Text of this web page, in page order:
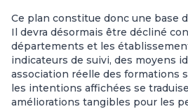
Ce plan constitue donc une base
Il devra désormais être décliné
départements et les
indicateurs de suivi, des moyens
association réelle des formations
les intentions affichées se
améliorations tangibles pour les